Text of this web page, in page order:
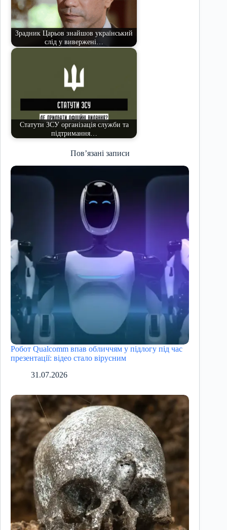
Зрадник Царьов знайшов український
слід у вивержені…
Статути ЗСУ організація служби та
підтримання…
Пов’язані записи
Робот Qualcomm впав обличчям у підлогу під час
презентації: відео стало вірусним
31.07.2026